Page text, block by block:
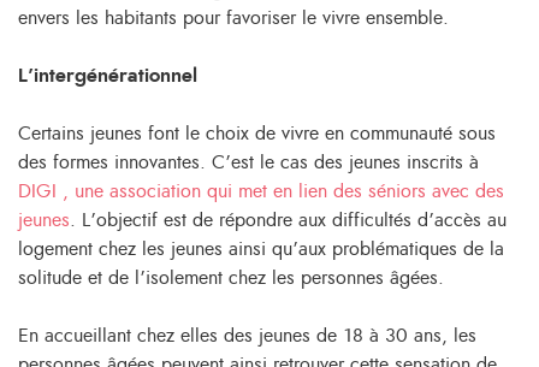
envers les habitants pour favoriser le vivre ensemble.
L’intergénérationnel
Certains jeunes font le choix de vivre en communauté sous
des formes innovantes. C’est le cas des jeunes inscrits à
DIGI , une association qui met en lien des séniors avec des
jeunes . L’objectif est de répondre aux difficultés d’accès au
logement chez les jeunes ainsi qu’aux problématiques de la
solitude et de l’isolement chez les personnes âgées.
En accueillant chez elles des jeunes de 18 à 30 ans, les